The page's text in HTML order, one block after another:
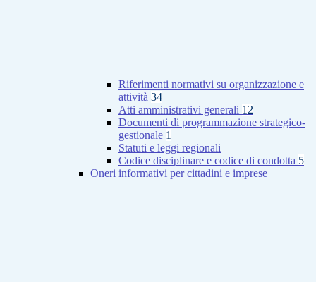
Riferimenti normativi su organizzazione e
attività 34
Atti amministrativi generali 12
Documenti di programmazione strategico-
gestionale 1
Statuti e leggi regionali
Codice disciplinare e codice di condotta 5
Oneri informativi per cittadini e imprese